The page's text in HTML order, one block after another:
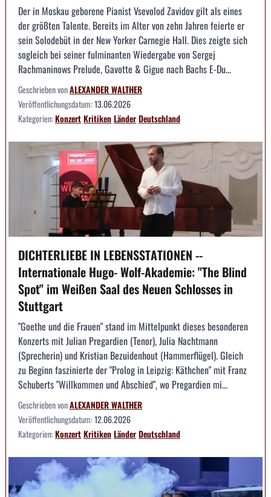
Der in Moskau geborene Pianist Vsevolod Zavidov gilt als eines
der größten Talente. Bereits im Alter von zehn Jahren feierte er
sein Solodebüt in der New Yorker Carnegie Hall. Dies zeigte sich
sogleich bei seiner fulminanten Wiedergabe von Sergej
Rachmaninows Prelude, Gavotte & Gigue nach Bachs E-Du...
Geschrieben vonALEXANDER WALTHER
Veröffentlichungsdatum:13.06.2026
Kategorien:KonzertKritikenLänderDeutschland
DICHTERLIEBE IN LEBENSSTATIONEN --
Internationale Hugo- Wolf-Akademie: "The Blind
Spot" im Weißen Saal des Neuen Schlosses in
Stuttgart
"Goethe und die Frauen" stand im Mittelpunkt dieses besonderen
Konzerts mit Julian Pregardien (Tenor), Julia Nachtmann
(Sprecherin) und Kristian Bezuidenhout (Hammerflügel). Gleich
zu Beginn faszinierte der "Prolog in Leipzig: Käthchen" mit Franz
Schuberts "Willkommen und Abschied", wo Pregardien mi...
Geschrieben vonALEXANDER WALTHER
Veröffentlichungsdatum:12.06.2026
Kategorien:KonzertKritikenLänderDeutschland